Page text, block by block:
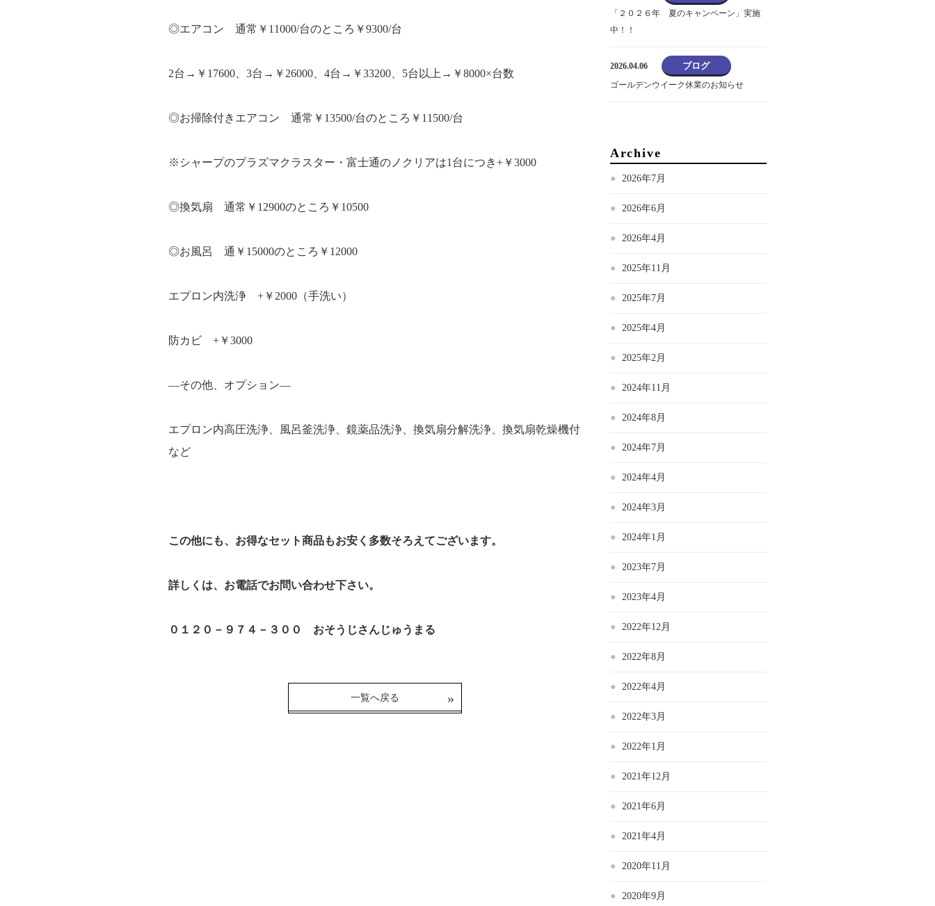
◎エアコン 通常￥11000/台のところ￥9300/台
2台→￥17600、3台→￥26000、4台→￥33200、5台以上→￥8000×台数
◎お掃除付きエアコン 通常￥13500/台のところ￥11500/台
※シャープのプラズマクラスター・富士通のノクリアは1台につき+￥3000
◎換気扇 通常￥12900のところ￥10500
◎お風呂 通￥15000のところ￥12000
エプロン内洗浄 +￥2000（手洗い）
防カビ +￥3000
―その他、オプション―
エプロン内高圧洗浄、風呂釜洗浄、鏡薬品洗浄、換気扇分解洗浄、換気扇乾燥機付
など
この他にも、お得なセット商品もお安く多数そろえてございます。
詳しくは、お電話でお問い合わせ下さい。
０１２０－９７４－３００ おそうじさんじゅうまる
一覧へ戻る
「２０２６年 夏のキャンペーン」実施
中！！
2026.04.06 ブログ
ゴールデンウイーク休業のお知らせ
Archive
2026年7月
2026年6月
2026年4月
2025年11月
2025年7月
2025年4月
2025年2月
2024年11月
2024年8月
2024年7月
2024年4月
2024年3月
2024年1月
2023年7月
2023年4月
2022年12月
2022年8月
2022年4月
2022年3月
2022年1月
2021年12月
2021年6月
2021年4月
2020年11月
2020年9月